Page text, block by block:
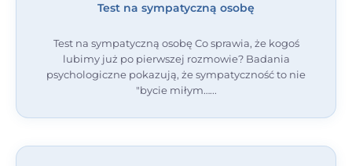
Test na sympatyczną osobę
Test na sympatyczną osobę Co sprawia, że kogoś
lubimy już po pierwszej rozmowie? Badania
psychologiczne pokazują, że sympatyczność to nie
"bycie miłym…